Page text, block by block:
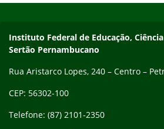
Endereço
Instituto Federal de Educação,
Sertão Pernambucano
Rua Aristarco Lopes, 240 – Centro –
CEP: 56302-100
Telefone: (87) 2101-2350